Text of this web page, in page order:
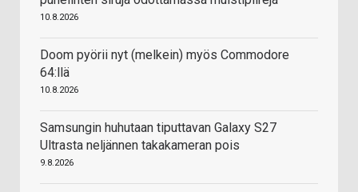
10.8.2026
Doom pyörii nyt (melkein) myös Commodore
64:llä
10.8.2026
Samsungin huhutaan tiputtavan Galaxy S27
Ultrasta neljännen takakameran pois
9.8.2026